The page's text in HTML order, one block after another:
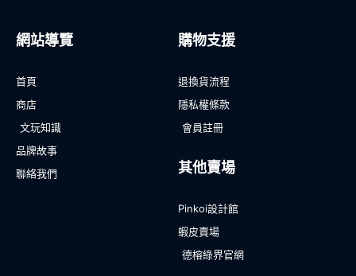
網站導覽
首頁
商店
文玩知識
品牌故事
聯絡我們
購物支援
退換貨流程
隱私權條款
會員註冊
其他賣場
Pinkoi設計館
蝦皮賣場
德榕綠界官網